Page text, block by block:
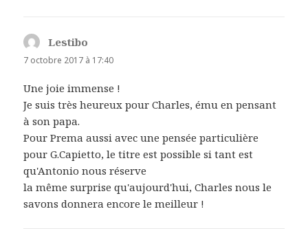
Lestibo
7 octobre 2017 à 17:40
Une joie immense !
Je suis très heureux pour Charles, ému en pensant
à son papa.
Pour Prema aussi avec une pensée particulière
pour G.Capietto, le titre est possible si tant est
qu'Antonio nous réserve
la même surprise qu'aujourd'hui, Charles nous le
savons donnera encore le meilleur !